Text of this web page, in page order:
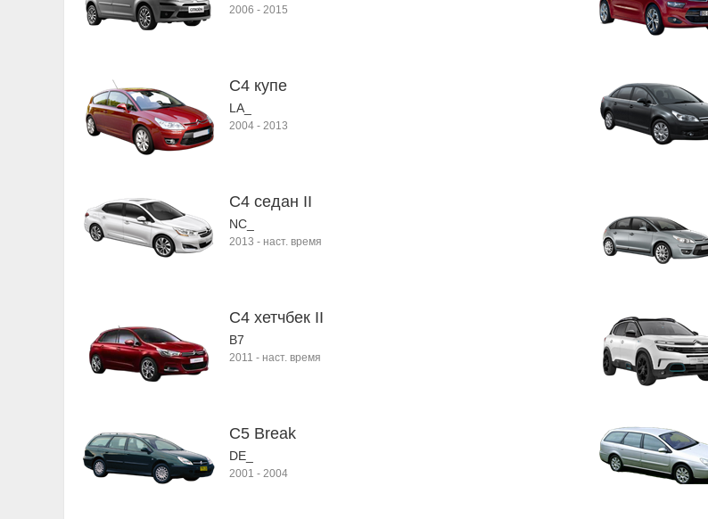
2006 - 2015
C4 купе
LA_
2004 - 2013
C4 седан II
NC_
2013 - наст. время
C4 хетчбек II
B7
2011 - наст. время
C5 Break
DE_
2001 - 2004